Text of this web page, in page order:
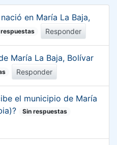
en María La Baja,
respuestas Responder
María La Baja, Bolívar
Responder
el municipio de María
Sin respuestas